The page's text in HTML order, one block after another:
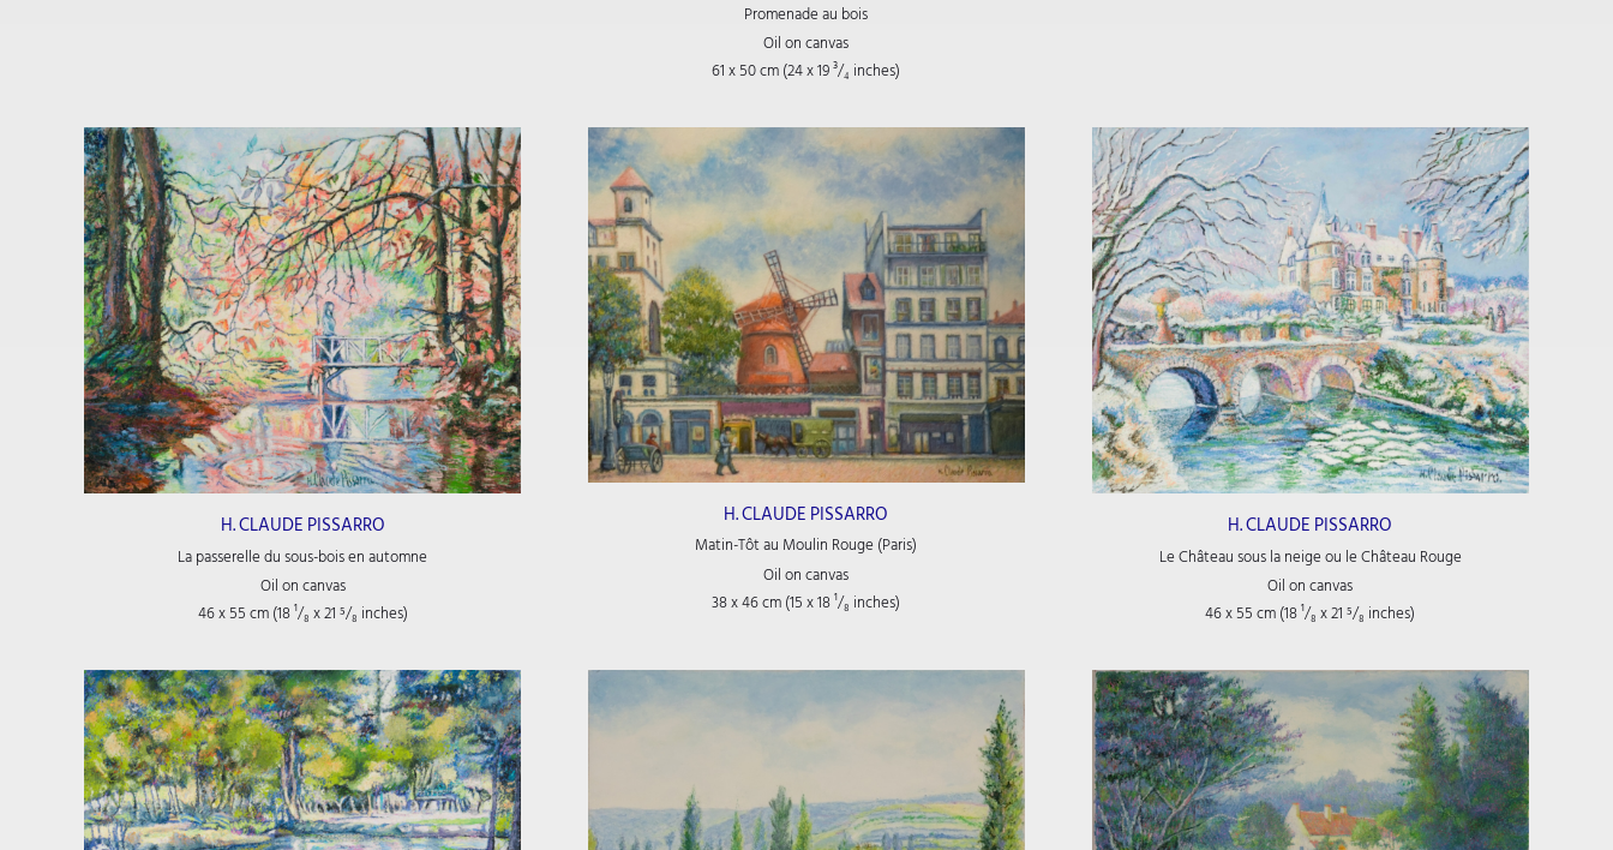
Promenade au bois
Oil on canvas
61 x 50 cm (24x 19³/₄ inches)
H. CLAUDE PISSARRO
La passerelle du sous-bois en automne
Oil on canvas
46 x 55 cm (18¹/₈ x 21 ⁵/₈ inches)
H. CLAUDE PISSARRO
Matin-Tôt au Moulin Rouge (Paris)
Oil on canvas
38 x 46 cm (15x 18¹/₈ inches)
H. CLAUDE PISSARRO
Le Château sous la neige ou le Château Rouge
Oil on canvas
46 x 55 cm (18¹/₈ x 21⁵/₈ inches)